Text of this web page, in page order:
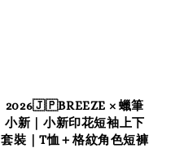
2026🇯🇵BREEZE × 蠟筆
小新｜小新印花短袖上下
套裝｜T恤＋格紋角色短褲